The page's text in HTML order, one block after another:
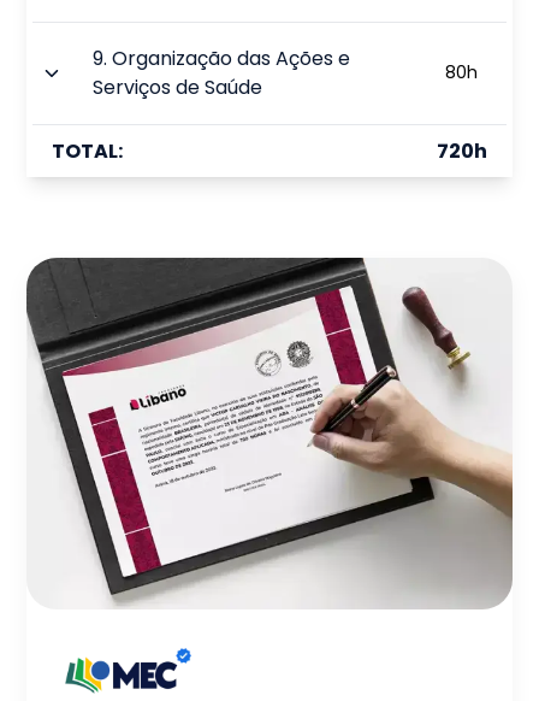
9.Organização das Ações e
Serviços de Saúde
80h
TOTAL: 720h